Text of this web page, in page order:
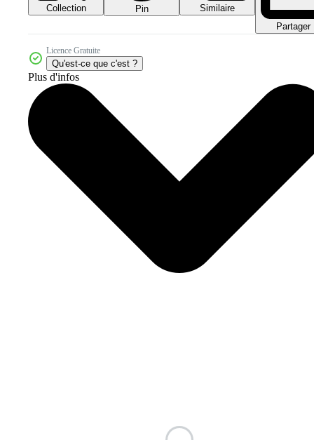
Collection Pin
Similaire
Partager
Licence Gratuite
Qu'est-ce que c'est ?
Plus d'infos